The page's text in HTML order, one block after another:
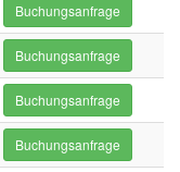
Buchungsanfrage
Buchungsanfrage
Buchungsanfrage
Buchungsanfrage